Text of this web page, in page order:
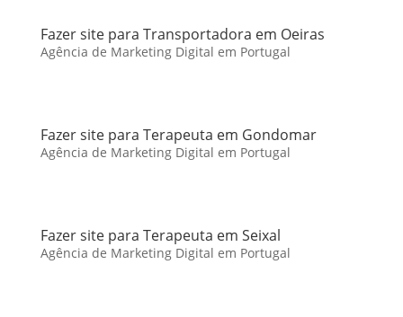
Fazer site para Transportadora em Oeiras
Agência de Marketing Digital em Portugal
Fazer site para Terapeuta em Gondomar
Agência de Marketing Digital em Portugal
Fazer site para Terapeuta em Seixal
Agência de Marketing Digital em Portugal